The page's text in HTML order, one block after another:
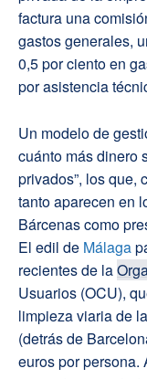
factura una
gastos generales,
0,5 por ciento en
por asistencia
Un modelo de
cuánto más dinero
privados”, los que,
tanto aparecen en
Bárcenas como
El edil de Málaga
recientes de la
Usuarios (OCU),
limpieza viaria de
(detrás de
euros por persona.